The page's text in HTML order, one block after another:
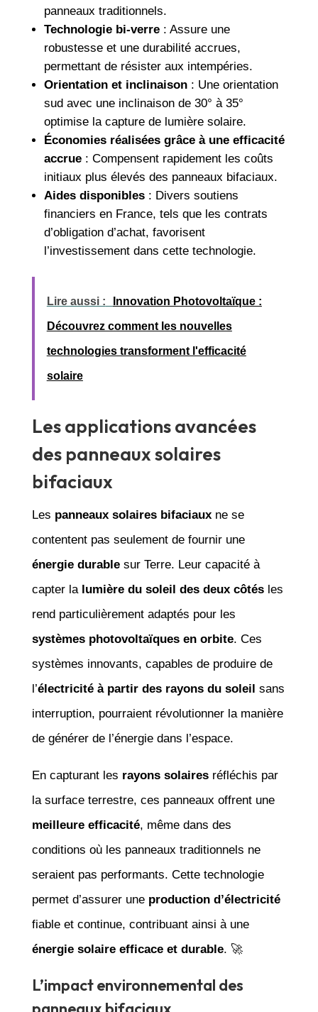
panneaux traditionnels.
Technologie bi-verre: Assure une
robustesse et une durabilité accrues,
permettant de résister aux intempéries.
Orientation et inclinaison: Une orientation
sud avec une inclinaison de 30° à 35°
optimise la capture de lumière solaire.
Économies réalisées grâce à une efficacité
accrue: Compensent rapidement les coûts
initiaux plus élevés des panneaux bifaciaux.
Aides disponibles: Divers soutiens
financiers en France, tels que les contrats
d’obligation d’achat, favorisent
l’investissement dans cette technologie.
Lire aussi : Innovation Photovoltaïque :
Découvrez comment les nouvelles
technologies transforment l'efficacité
solaire
Les applications avancées
des panneaux solaires
bifaciaux
Les panneaux solaires bifaciauxne se
contentent pas seulement de fournir une
énergie durablesur Terre. Leur capacité à
capter la lumière du soleil des deux côtésles
rend particulièrement adaptés pour les
systèmes photovoltaïques en orbite. Ces
systèmes innovants, capables de produire de
l’électricité à partir des rayons du soleil sans
interruption, pourraient révolutionner la manière
de générer de l’énergie dans l’espace.
En capturant les rayons solairesréfléchis par
la surface terrestre, ces panneaux offrent une
meilleure efficacité, même dans des
conditions où les panneaux traditionnels ne
seraient pas performants. Cette technologie
permet d’assurer une production d’électricité
fiable et continue, contribuant ainsi à une
énergie solaire efficace et durable. 🚀
L’impact environnemental des